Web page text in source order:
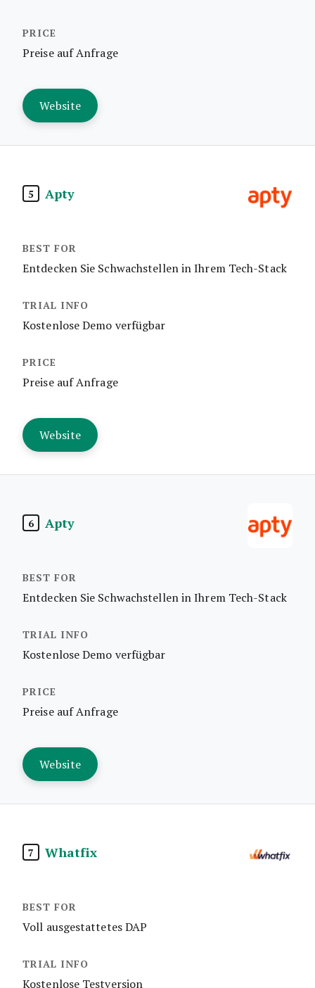
Preise auf Anfrage
Website
5 Apty
Entdecken Sie Schwachstellen in Ihrem Tech-Stack
Kostenlose Demo verfügbar
Preise auf Anfrage
Website
6 Apty
Entdecken Sie Schwachstellen in Ihrem Tech-Stack
Kostenlose Demo verfügbar
Preise auf Anfrage
Website
7 Whatfix
Voll ausgestattetes DAP
Kostenlose Testversion